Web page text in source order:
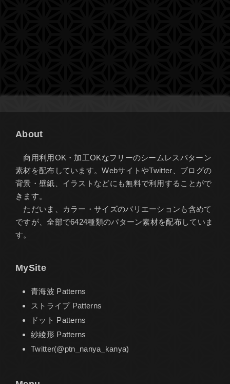
About
商用利用OK・加工OKなフリーのシームレスパターン
素材を配布しています。WebサイトやTwitter、ブログの
背景・壁紙、イラストなどにも無料で利用することがで
きます。
ただいま、カラー・サイズのバリエーションも含めて
ですが、全部で6424種類のパターン素材を配布していま
す。
MySite
青海波 Patterns
ストライプ Patterns
ドット Patterns
紗綾形 Patterns
Twitter(@ptn_nanya_kanya)